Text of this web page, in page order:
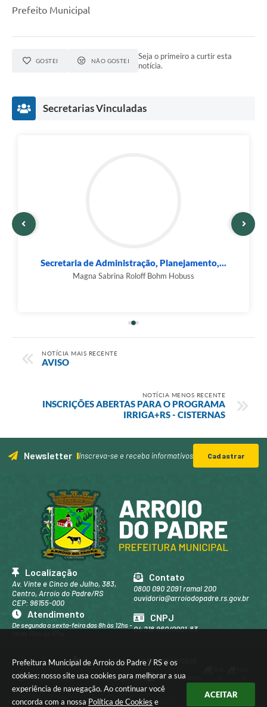
Prefeitura Municipal de Arroio do Padre / RS e os
cookies: nosso site usa cookies para melhorar a sua
experiência de navegação. Ao continuar você
concorda com a nossa Política de Cookies e
ACEITAR
Prefeito Municipal
GOSTEI NÃO GOSTEI
Seja o primeiro a curtir esta
notícia.
Secretarias Vinculadas
Secretaria de Administração, Planejamento,...
Magna Sabrina Roloff Bohm Hobuss
NOTÍCIA MAIS RECENTE
AVISO
NOTÍCIA MENOS RECENTE
INSCRIÇÕES ABERTAS PARA O PROGRAMA
IRRIGA+RS - CISTERNAS
Newsletter Inscreva-se e receba informativos Cadastrar
Localização
Av. Vinte e Cinco de Julho, 383,
Centro, Arroio do Padre/RS
CEP: 96155-000
Contato
0800 090 2091 ramal 200
ouvidoria@arroiodopadre.rs.gov.br
Atendimento
De segunda a sexta-feira das 8h às 12hs -
CNPJ
04.218.960/0001-83
Versão do Sistema:3.5.3 - 19/06/2026
Portal atualizado em:06/08/2026 16:33 Dados Abertos